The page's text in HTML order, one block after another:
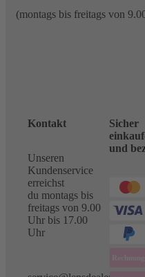
(montags bis freitags von
Kontakt
Unseren
Kundenservice
erreichst
du montags bis
freitags von 9.00
Uhr bis 17.00
Uhr
Sicher
und